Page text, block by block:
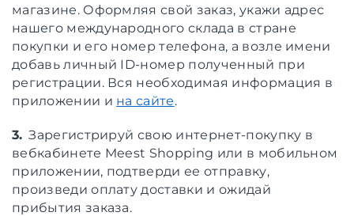
магазине. Оформляя свой заказ, укажи адрес
нашего международного склада в стране
покупки и его номер телефона, а возле имени
добавь личный ID-номер полученный при
регистрации. Вся необходимая информация в
приложении и на сайте.
3. Зарегистрируй свою интернет-покупку в
вебкабинете Meest Shopping или в мобильном
приложении, подтверди ее отправку,
произведи оплату доставки и ожидай
прибытия заказа.